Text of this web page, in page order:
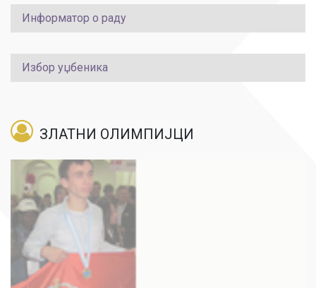
Информатор о раду
Избор уџбеника
ЗЛАТНИ ОЛИМПИЈЦИ